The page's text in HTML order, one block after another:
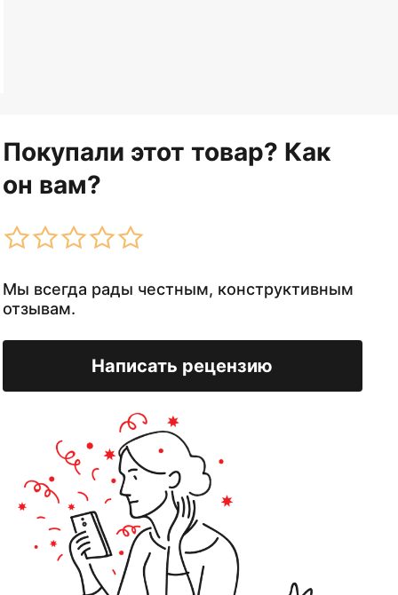
Покупали этот товар? Как
он вам?
Мы всегда рады честным, конструктивным
отзывам.
Написать рецензию